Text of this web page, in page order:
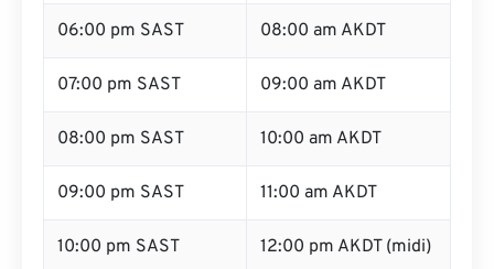
06:00 pm SAST 08:00 am AKDT
07:00 pm SAST 09:00 am AKDT
08:00 pm SAST 10:00 am AKDT
09:00 pm SAST 11:00 am AKDT
10:00 pm SAST 12:00 pm AKDT (midi)